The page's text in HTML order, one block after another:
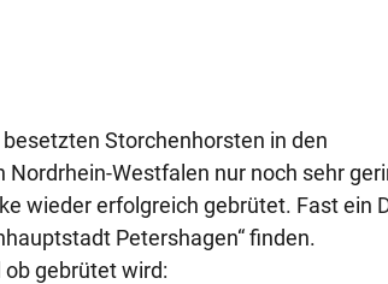
Storchenhorsten in den
Westfalen nur noch sehr
wieder erfolgreich gebrütet. Fast ein
Petershagen“ finden.
gebrütet wird: